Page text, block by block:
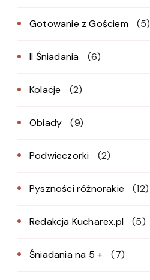
Gotowanie z Gościem (5)
II Śniadania (6)
Kolacje (2)
Obiady (9)
Podwieczorki (2)
Pyszności różnorakie (12)
Redakcja Kucharex.pl (5)
Śniadania na 5 + (7)